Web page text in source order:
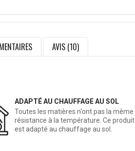
AVIS (10)
ADAPTÉ AU CHAUFFAGE AU SOL
Toutes les matières n‘ont pas la même
résistance à la température. Ce produit
est adapté au chauffage au sol.